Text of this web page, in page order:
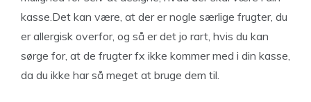
kasse.Det kan være, at der er nogle særlige frugter, du
er allergisk overfor, og så er det jo rart, hvis du kan
sørge for, at de frugter fx ikke kommer med i din kasse,
da du ikke har så meget at bruge dem til.